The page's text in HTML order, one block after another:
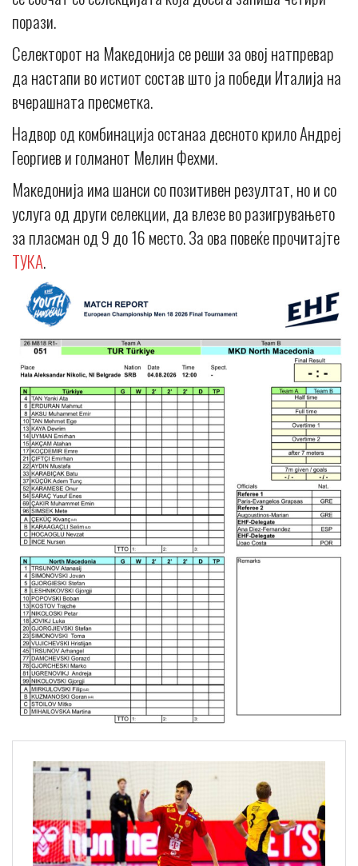
порази.
Селекторот на Македонија се реши за овој натпревар
да настапи во истиот состав што ја победи Италија на
вчерашната пресметка.
Надвор од комбинација останаа десното крило Андреј
Георгиев и голманот Мелин Фехми.
Македонија има шанси со позитивен резултат, но и со
услуга од други селекции, да влезе во разигрувањето
за пласман од 9 до 16 место. За ова повеќе прочитајте
ТУКА.